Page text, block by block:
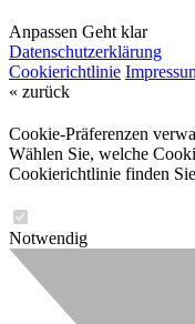
Anpassen Geht klar
Datenschutzerklärung
Cookierichtlinie
« zurück
Cookie-Präferenzen
Wählen Sie, welche
Cookierichtlinie finden Sie
Notwendig